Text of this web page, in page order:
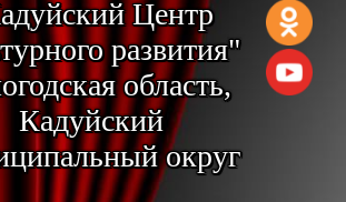
Центр
развития"
область,
Кадуйский
округ